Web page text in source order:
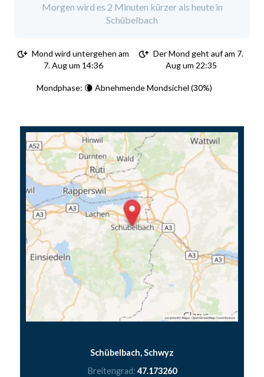
Morgen wird es 2 Minuten kürzer als heute in
Schübelbach
Mond wird untergehen am
7. Aug um 14:36
Der Mond geht auf am 7.
Aug um 22:35
Mondphase: 🌘 Abnehmende Mondsichel (30%)
Schübelbach, Schwyz
Breitengrad: 47.173260